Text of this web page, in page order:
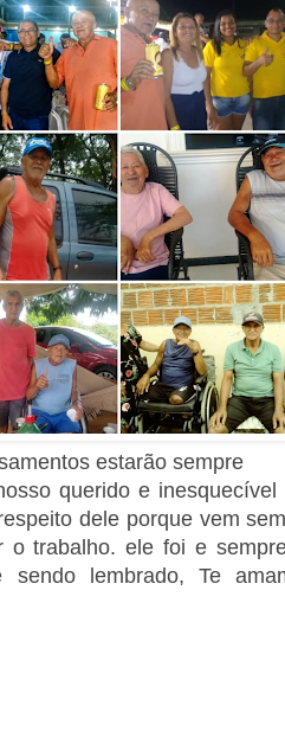
estarão sempre
querido e
dele porque vem
trabalho. ele foi e
lembrado, Te